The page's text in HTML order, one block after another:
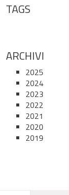
TAGS
ARCHIVI
2025
2024
2023
2022
2021
2020
2019